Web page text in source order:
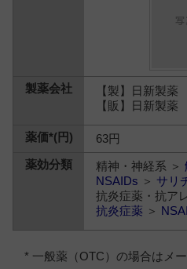
【製】日新製薬
【販】日新製薬
63円
精神・神経系 ＞
NSAIDs ＞ サリ
抗炎症薬・抗ア
抗炎症薬 ＞
* 一般薬（OTC）の場合はメ